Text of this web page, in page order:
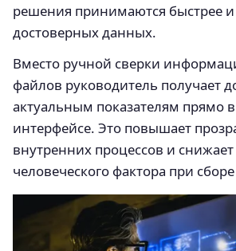
решения принимаются быстрее
достоверных данных.
Вместо ручной сверки
файлов руководитель получает
актуальным показателям прямо в
интерфейсе. Это повышает
внутренних процессов и
человеческого фактора при